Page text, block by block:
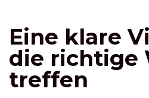
Eine klare
die richtige
treffen